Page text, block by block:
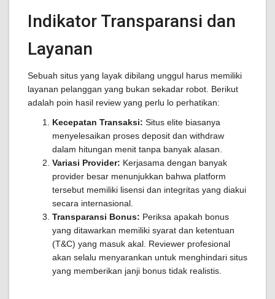
Indikator Transparansi dan
Layanan
Sebuah situs yang layak dibilang unggul harus memiliki
layanan pelanggan yang bukan sekadar robot. Berikut
adalah poin hasil review yang perlu lo perhatikan:
Kecepatan Transaksi: Situs elite biasanya
menyelesaikan proses deposit dan withdraw
dalam hitungan menit tanpa banyak alasan.
Variasi Provider: Kerjasama dengan banyak
provider besar menunjukkan bahwa platform
tersebut memiliki lisensi dan integritas yang diakui
secara internasional.
Transparansi Bonus: Periksa apakah bonus
yang ditawarkan memiliki syarat dan ketentuan
(T&C) yang masuk akal. Reviewer profesional
akan selalu menyarankan untuk menghindari situs
yang memberikan janji bonus tidak realistis.